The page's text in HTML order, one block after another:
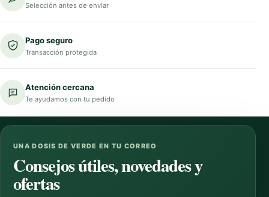
Selección antes de enviar
Pago seguro
Transacción protegida
Atención cercana
Te ayudamos con tu pedido
UNA DOSIS DE VERDE EN TU CORREO
Consejos útiles, novedades y
ofertas